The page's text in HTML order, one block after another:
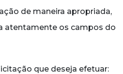
de maneira apropriada,
atentamente os campos do
que deseja efetuar: